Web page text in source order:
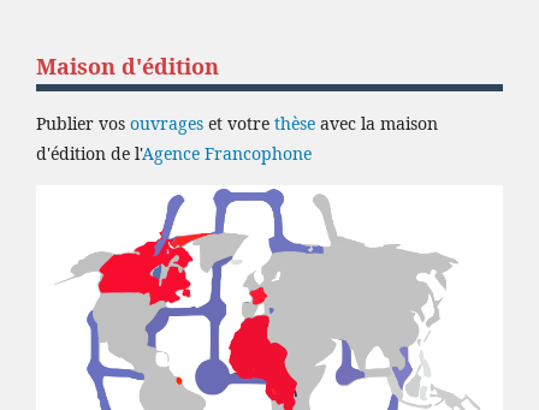
Maison d'édition
Publier vos ouvrages et votre thèse avec la maison
d'édition de l'Agence Francophone